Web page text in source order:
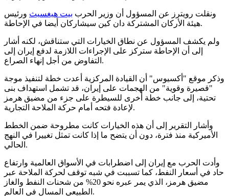
ونقلت رويترز عن المسؤول أن وزير الحرب بيت هيغسيث ورئيس
هيئة الأركان المشتركة دان كين سيشاركان أيضا في الإحاطة.
ولم يكشف المسؤول عن نطاق الخيارات التي ستناقش، لكنه أشار
إلى أن الإحاطة ستركز على الإجراءات اللازمة لدفع إيران إلى
التفاوض من أجل إنهاء الصراع.
وذكر موقع "أكسيوس" أن القيادة المركزية أعدت خطة لتنفيذ موجة
"قصيرة وقوية" من الهجمات على إيران، قد تشمل استهداف بنى
تحتية، إلى جانب خطة أخرى للسيطرة على جزء من مضيق هرمز
لإعادة فتحه أمام حركة الملاحة التجارية.
وأشار التقرير إلى أن هذه الخيارات كانت مطروحة ضمن الخطط
الأميركية منذ فترة، دون أن يتضح ما إذا كانت تمثل تغييرا في النهج
الحالي.
وأدت الحرب مع إيران إلى اضطرابات في الأسواق العالمية وارتفاع
حاد في أسعار النفط، كما تسببت في شبه توقف لحركة الملاحة عبر
مضيق هرمز، الذي يمر عبره نحو 20% من شحنات النفط والغاز
الطبيعي المسال في العالم.